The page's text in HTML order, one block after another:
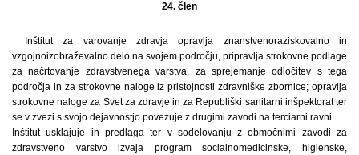
24. člen
Inštitut za varovanje zdravja opravlja znanstvenoraziskovalno in
vzgojnoizobraževalno delo na svojem področju, pripravlja strokovne podlage
za načrtovanje zdravstvenega varstva, za sprejemanje odločitev s tega
področja in za strokovne naloge iz pristojnosti zdravniške zbornice; opravlja
strokovne naloge za Svet za zdravje in za Republiški sanitarni inšpektorat ter
se v zvezi s svojo dejavnostjo povezuje z drugimi zavodi na terciarni ravni.
Inštitut usklajuje in predlaga ter v sodelovanju z območnimi zavodi za
zdravstveno varstvo izvaja program socialnomedicinske, higienske,